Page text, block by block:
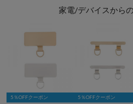
家電/デバイスから
5％OFFクーポン 5％OFFクーポン